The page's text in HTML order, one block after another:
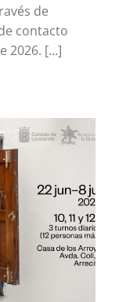
de
contacto
2026. [...]